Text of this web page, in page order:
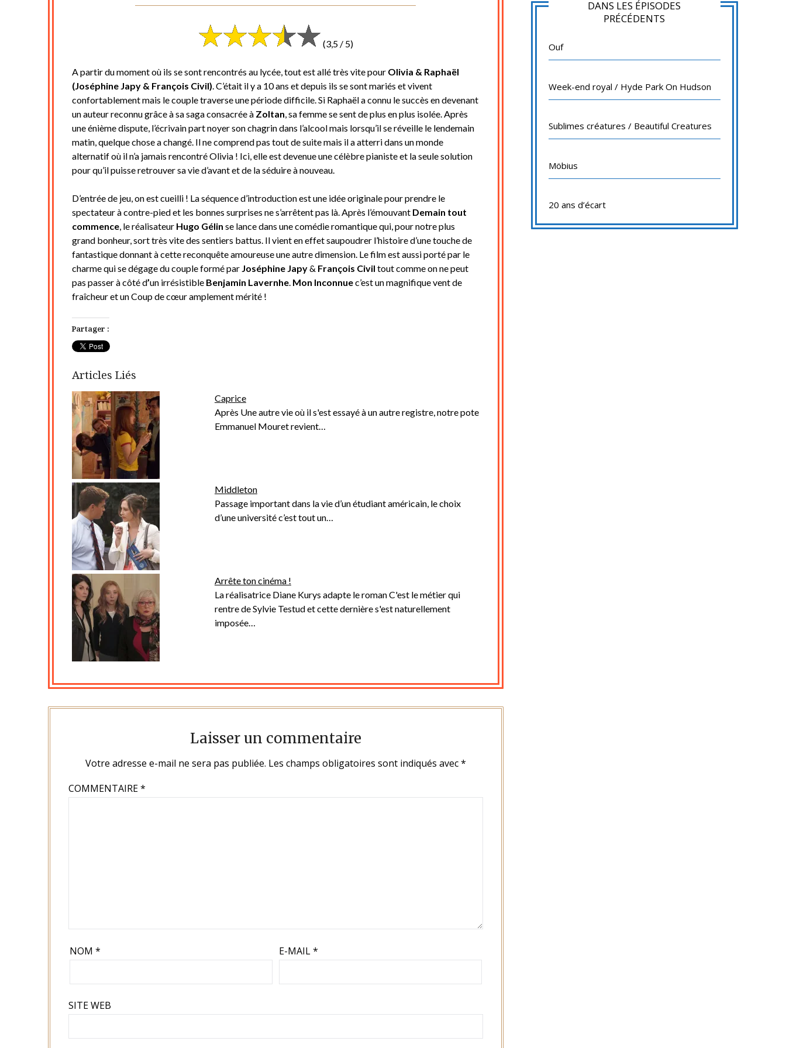
on
29
2020
cine2909
(3,5 / 5)
A partir du moment où ils se sont rencontrés au lycée, tout est allé très vite pour Olivia & Raphaël
(Joséphine Japy & François Civil). C’était il y a 10 ans et depuis ils se sont mariés et vivent
confortablement mais le couple traverse une période difficile. Si Raphaël a connu le succès en devenant
un auteur reconnu grâce à sa saga consacrée à Zoltan, sa femme se sent de plus en plus isolée. Après
une énième dispute, l’écrivain part noyer son chagrin dans l’alcool mais lorsqu’il se réveille le lendemain
matin, quelque chose a changé. Il ne comprend pas tout de suite mais il a atterri dans un monde
alternatif où il n’a jamais rencontré Olivia ! Ici, elle est devenue une célèbre pianiste et la seule solution
pour qu’il puisse retrouver sa vie d’avant et de la séduire à nouveau.
D’entrée de jeu, on est cueilli ! La séquence d’introduction est une idée originale pour prendre le
spectateur à contre-pied et les bonnes surprises ne s’arrêtent pas là. Après l’émouvant Demain tout
commence, le réalisateur Hugo Gélin se lance dans une comédie romantique qui, pour notre plus
grand bonheur, sort très vite des sentiers battus. Il vient en effet saupoudrer l’histoire d’une touche de
fantastique donnant à cette reconquête amoureuse une autre dimension. Le film est aussi porté par le
charme qui se dégage du couple formé par Joséphine Japy& François Civiltout comme on ne peut
pas passer à côté d’un irrésistible Benjamin Lavernhe. Mon Inconnuec’est un magnifique vent de
fraîcheur et un Coup de cœur amplement mérité !
Partager :
Articles Liés
Caprice
Après Une autre vie où il s'est essayé à un autre registre, notre pote
Emmanuel Mouret revient…
Middleton
Passage important dans la vie d’un étudiant américain, le choix
d’une université c’est tout un…
Arrête ton cinéma !
La réalisatrice Diane Kurys adapte le roman C'est le métier qui
rentre de Sylvie Testud et cette dernière s'est naturellement
imposée…
Laisser un commentaire
Votre adresse e-mail ne sera pas publiée. Les champs obligatoires sont indiqués avec*
COMMENTAIRE*
NOM * E-MAIL*
SITE WEB
DANS LES ÉPISODES
PRÉCÉDENTS
Ouf
Week-end royal / Hyde Park On Hudson
Sublimes créatures / Beautiful Creatures
Möbius
20 ans d’écart